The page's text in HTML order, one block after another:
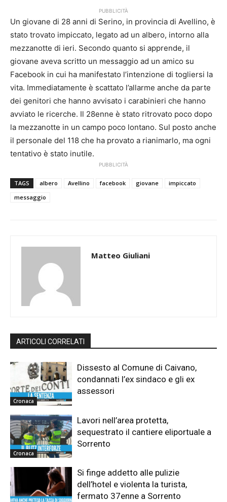
PUBBLICITÀ
Un giovane di 28 anni di Serino, in provincia di Avellino, è
stato trovato impiccato, legato ad un albero, intorno alla
mezzanotte di ieri. Secondo quanto si apprende, il
giovane aveva scritto un messaggio ad un amico su
Facebook in cui ha manifestato l’intenzione di togliersi la
vita. Immediatamente è scattato l’allarme anche da parte
dei genitori che hanno avvisato i carabinieri che hanno
avviato le ricerche. Il 28enne è stato ritrovato poco dopo
la mezzanotte in un campo poco lontano. Sul posto anche
il personale del 118 che ha provato a rianimarlo, ma ogni
tentativo è stato inutile.
PUBBLICITÀ
TAGS albero Avellino facebook giovane
impiccato
messaggio
Matteo Giuliani
ARTICOLI CORRELATI
Cronaca
Dissesto al Comune di Caivano,
condannati l’ex sindaco e gli ex
assessori
Cronaca
Lavori nell’area protetta,
sequestrato il cantiere eliportuale a
Sorrento
Si finge addetto alle pulizie
dell’hotel e violenta la turista,
fermato 37enne a Sorrento